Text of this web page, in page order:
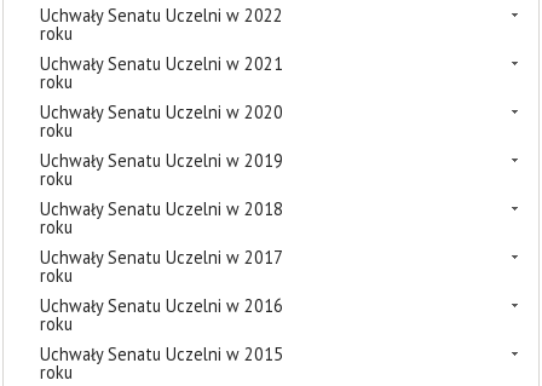
Uchwały Senatu Uczelni w 2022
roku
Uchwały Senatu Uczelni w 2021
roku
Uchwały Senatu Uczelni w 2020
roku
Uchwały Senatu Uczelni w 2019
roku
Uchwały Senatu Uczelni w 2018
roku
Uchwały Senatu Uczelni w 2017
roku
Uchwały Senatu Uczelni w 2016
roku
Uchwały Senatu Uczelni w 2015
roku